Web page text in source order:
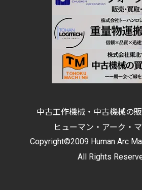
中古工作機械・中古機械の
ヒューマン・アーク・
Copyright©2009 Human Arc
All Rights